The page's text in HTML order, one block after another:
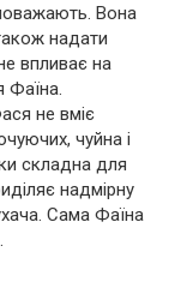
Вона
надати
впливає на
Фаїна.
не вміє
чуйна і
складна для
надмірну
Сама Фаїна